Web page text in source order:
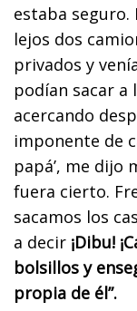
estaba seguro.
lejos dos
privados y
podían sacar a
acercando
imponente de
papá’, me dijo
fuera cierto.
sacamos los
a decir ¡Dibu!
bolsillos y
propia de él”.